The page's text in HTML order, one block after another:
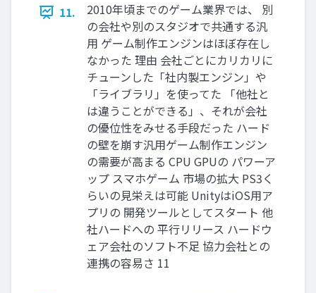
11.
2010年頃までのゲーム業界では、 別
の会社や別のスタジオで共通する汎
用 ゲーム制作エンジンはほぼ存在し
なかった 理由 会社ごとにカリカリに
チューンした「社内製エンジン」や
「ライブラリ」を使ってた 「他社と
は違うことができる」、それが会社
の優位性をみせる手段だった ハード
の壁を崩す汎用ゲーム制作エンジン
の需要が高まる CPU GPUの パワーア
ップ スマホゲーム 市場の拡大 PS3く
らいの見栄えは可能 UnityはiOS用ア
プリの 開発ツールとしてスタート 他
社ハードへの 平行リリース ハードウ
ェア会社のソフト不足 協力会社との
連携の容易さ 11